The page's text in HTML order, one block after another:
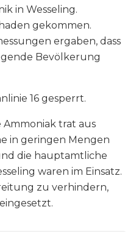
in Wesseling.
gekommen.
ergaben, dass
Bevölkerung
16 gesperrt.
Ammoniak trat aus
in geringen Mengen
die hauptamtliche
waren im Einsatz.
zu verhindern,